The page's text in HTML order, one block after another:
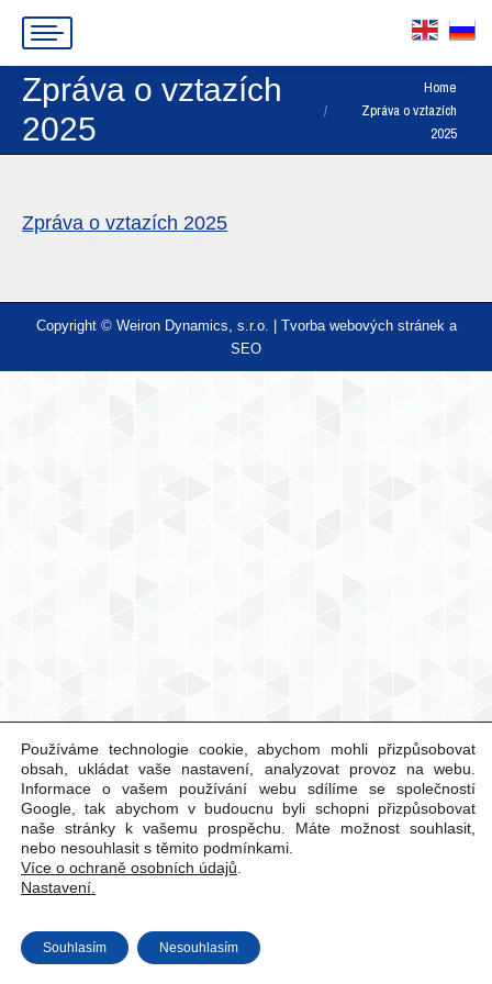
Zpráva o vztazích
2025
Home
Zpráva o vztazích
2025
Zpráva o vztazích 2025
Copyright © Weiron Dynamics, s.r.o. | Tvorba webových stráneka
SEO
Používáme technologie cookie, abychom mohli přizpůsobovat
obsah, ukládat vaše nastavení, analyzovat provoz na webu.
Informace o vašem používání webu sdílíme se společností
Google, tak abychom v budoucnu byli schopni přizpůsobovat
naše stránky k vašemu prospěchu. Máte možnost souhlasit,
nebo nesouhlasit s těmito podmínkami.
Více o ochraně osobních údajů
Nastavení.
Souhlasím Nesouhlasím